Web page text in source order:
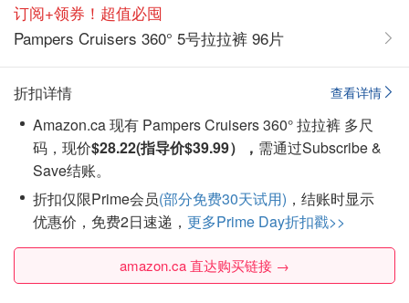
订阅+领券！超值必囤
Pampers Cruisers 360° 5号拉拉裤 96片
查看详情
折扣详情
Amazon.ca 现有 Pampers Cruisers 360° 拉拉裤 多尺
码，现价$28.22(指导价$39.99）， 需通过Subscribe &
Save结账。
折扣仅限Prime会员(部分免费30天试用) ，结账时显示
优惠价，免费2日速递， 更多Prime Day折扣戳>>
amazon.ca 直达购买链接 →